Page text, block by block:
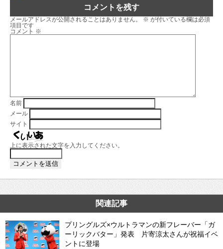
コメントを残す
メールアドレスが公開されることはありません。 ※ が付いている欄は必須
項目です
コメント ※
名前
メール
サイト
上に表示された文字を入力してください。
関連記事
プリングルズ×ウルトラマンの新フレーバー「ガ
ーリックバター」発表 片寄涼太さんが祝福イベ
ントに登場